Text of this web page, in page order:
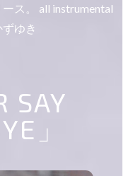
ス。 all instrumental
ゆき
SAY
」